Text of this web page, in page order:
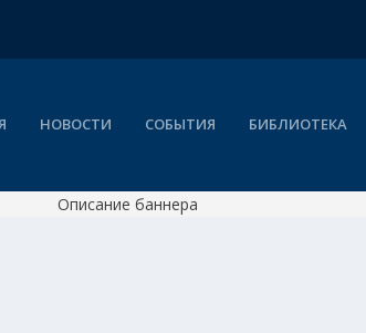
НОВОСТИ СОБЫТИЯ БИБЛИОТЕКА